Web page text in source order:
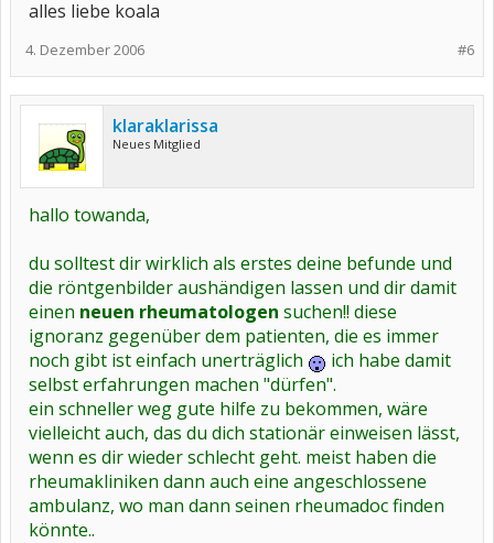
alles liebe koala
#6
4. Dezember 2006
klaraklarissa
Neues Mitglied
hallo towanda,
du solltest dir wirklich als erstes deine befunde und
die röntgenbilder aushändigen lassen und dir damit
einen neuen rheumatologen suchen!! diese
ignoranz gegenüber dem patienten, die es immer
noch gibt ist einfach unerträglich
ich habe damit
selbst erfahrungen machen "dürfen".
ein schneller weg gute hilfe zu bekommen, wäre
vielleicht auch, das du dich stationär einweisen lässt,
wenn es dir wieder schlecht geht. meist haben die
rheumakliniken dann auch eine angeschlossene
ambulanz, wo man dann seinen rheumadoc finden
könnte..